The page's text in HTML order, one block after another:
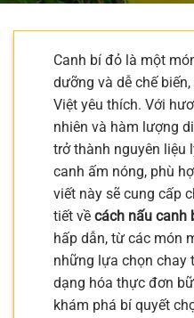
Canh bí đỏ là một
dưỡng và dễ chế
Việt yêu thích. Với
nhiên và hàm lượng
trở thành nguyên liệu
canh ấm nóng, phù
viết này sẽ cung cấp
tiết về cách nấu canh
hấp dẫn, từ các món
những lựa chọn chay
dạng hóa thực đơn
khám phá bí quyết